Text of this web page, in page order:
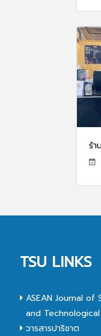
ร้า
TSU LINKS
ASEAN Journal of
and
วารสารปาริชาต